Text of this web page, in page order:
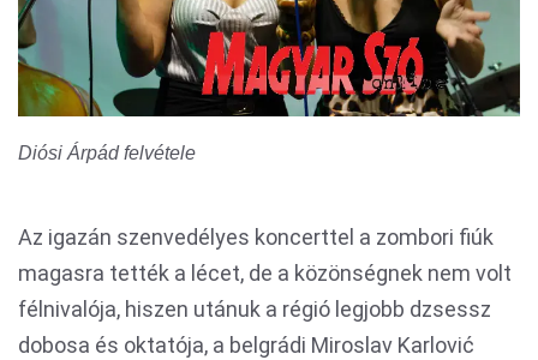
Diósi Árpád felvétele
Az igazán szenvedélyes koncerttel a zombori fiúk
magasra tették a lécet, de a közönségnek nem volt
félnivalója, hiszen utánuk a régió legjobb dzsessz
dobosa és oktatója, a belgrádi Miroslav Karlović